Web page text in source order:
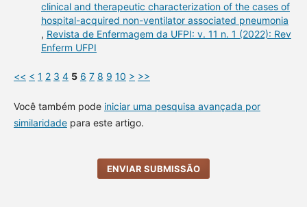
clinical and therapeutic characterization of the cases of
hospital-acquired non-ventilator associated pneumonia
, Revista de Enfermagem da UFPI: v. 11 n. 1 (2022): Rev
Enferm UFPI
<< < 1 2 3 4 5 6 7 8 9 10 > >>
Você também pode iniciar uma pesquisa avançada por
similaridadepara este artigo.
ENVIAR SUBMISSÃO